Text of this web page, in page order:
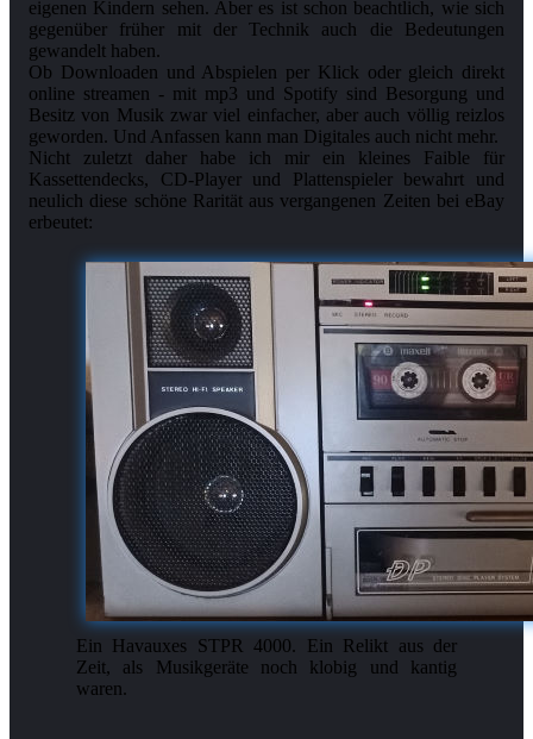
eigenen Kindern sehen. Aber es ist schon beachtlich, wie sich
gegenüber früher mit der Technik auch die Bedeutungen
gewandelt haben.
Ob Downloaden und Abspielen per Klick oder gleich direkt
online streamen - mit mp3 und Spotify sind Besorgung und
Besitz von Musik zwar viel einfacher, aber auch völlig reizlos
geworden. Und Anfassen kann man Digitales auch nicht mehr.
Nicht zuletzt daher habe ich mir ein kleines Faible für
Kassettendecks, CD-Player und Plattenspieler bewahrt und
neulich diese schöne Rarität aus vergangenen Zeiten bei eBay
erbeutet:
Ein Havauxes STPR 4000. Ein Relikt aus der
Zeit, als Musikgeräte noch klobig und kantig
waren.